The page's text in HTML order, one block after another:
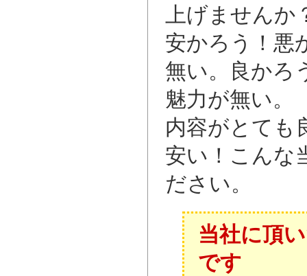
上げませんか
安かろう！悪
無い。良かろ
魅力が無い。
内容がとても
安い！こんな
ださい。
当社に頂
です